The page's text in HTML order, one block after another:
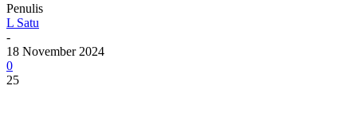
Penulis
L Satu
-
18 November 2024
0
25